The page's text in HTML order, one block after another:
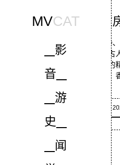
MVCAT
影
音
游
史
闻
中国文
古人的生活真正做到了清、静
四宝，笔墨纸砚，文房清玩，
物、动物、岩石，还有天地间的
古人的生活再加上茶、